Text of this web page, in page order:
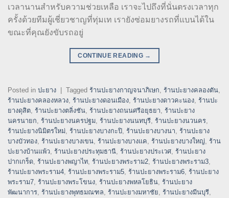
เวลานานสำหรับความช่วยเหลือ เราจะไปถึงที่นั่นตรงเวลาทุก
ครั้งด้วยทีมผู้เชี่ยวชาญที่ทุ่มเท เรายังซ่อมยางรถที่แบนได้ใน
ขณะที่คุณยังขับรถอยู่
CONTINUE READING →
Posted in ปะยาง Tagged ร้านปะยางกาญจนาภิเษก, ร้านปะยางคลองตัน,
ร้านปะยางคลองหลวง, ร้านปะยางดอนเมือง, ร้านปะยางดาวคะนอง, ร้านปะ
ยางดุสิต, ร้านปะยางตลิ่งชัน, ร้านปะยางถนนศรีอยุธยา, ร้านปะยาง
นครนายก, ร้านปะยางนครปฐม, ร้านปะยางนนทบุรี, ร้านปะยางนวนคร,
ร้านปะยางนิมิตรใหม่, ร้านปะยางบางกะปิ, ร้านปะยางบางนา, ร้านปะยาง
บางบัวทอง, ร้านปะยางบางเขน, ร้านปะยางบางแค, ร้านปะยางบางใหญ่, ร้าน
ปะยางบ้านแพ้ว, ร้านปะยางประทุมธานี, ร้านปะยางประเวศ, ร้านปะยาง
ปากเกร็ด, ร้านปะยางพญาไท, ร้านปะยางพระราม2, ร้านปะยางพระราม3,
ร้านปะยางพระราม4, ร้านปะยางพระราม5, ร้านปะยางพระราม6, ร้านปะยาง
พระราม7, ร้านปะยางพระโขนง, ร้านปะยางพหลโยธิน, ร้านปะยาง
พัฒนาการ, ร้านปะยางพุทธมณฑล, ร้านปะยางมหาชัย, ร้านปะยางมีนบุรี,